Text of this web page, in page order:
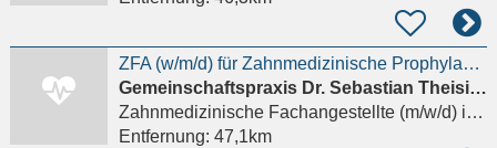
ZFA (w/m/d) für Zahnmedizinische Prophylaxe gesucht in Wellingsbüttel
Gemeinschaftspraxis Dr. Sebastian Theisinger Dr. Olivia Baßow
Zahnmedizinische Fachangestellte (m/w/d)in Hamburg
Entfernung: 47,1km